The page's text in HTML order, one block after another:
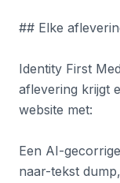
## Elke
Identity First
aflevering krijgt
website met:
Een AI-
naar-tekst